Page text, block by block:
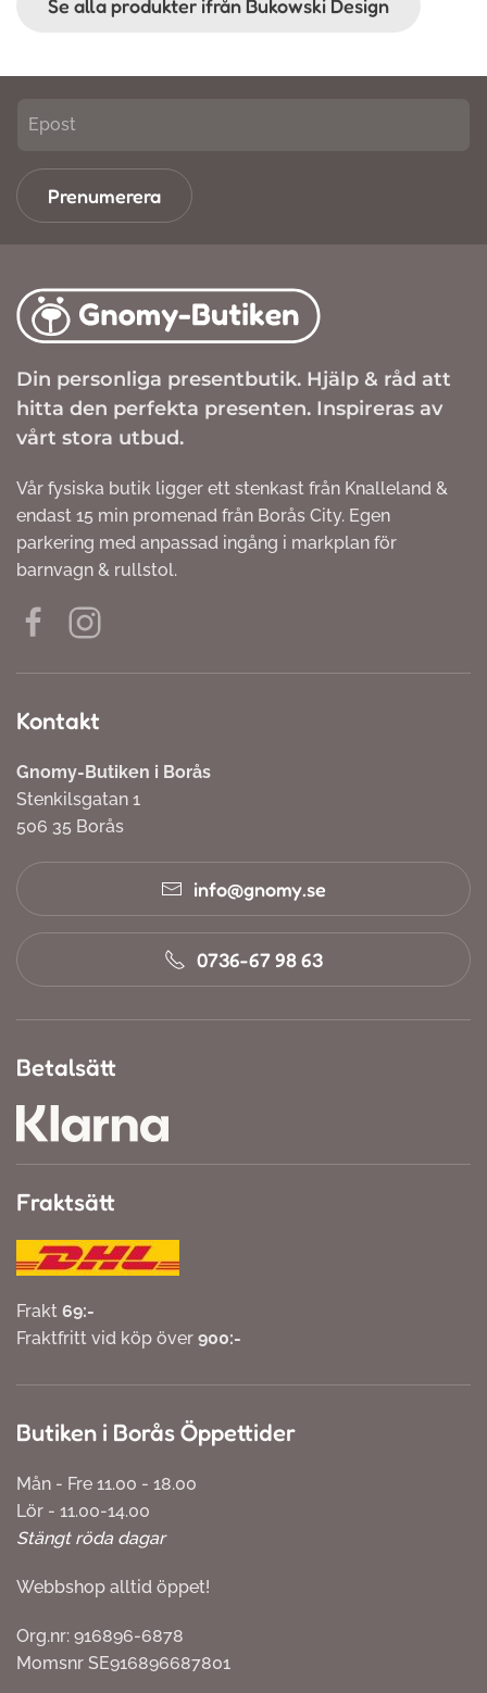
Se alla produkter ifrån Bukowski Design
Prenumerera
Din personliga presentbutik. Hjälp & råd att
hitta den perfekta presenten. Inspireras av
vårt stora utbud.
Vår fysiska butik ligger ett stenkast från Knalleland &
endast 15 min promenad från Borås City. Egen
parkering med anpassad ingång i markplan för
barnvagn & rullstol.
Kontakt
Gnomy-Butiken i Borås
Stenkilsgatan 1
506 35 Borås
info@gnomy.se
0736-67 98 63
Betalsätt
Fraktsätt
Frakt 69:-
Fraktfritt vid köp över 900:-
Butiken i Borås Öppettider
Mån - Fre 11.00 - 18.00
Lör - 11.00-14.00
Stängt röda dagar
Webbshop alltid öppet!
Org.nr: 916896-6878
Momsnr SE916896687801